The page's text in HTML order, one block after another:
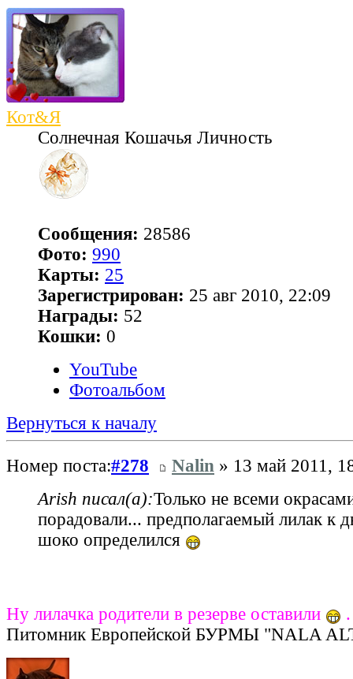
Кот&Я
Солнечная Кошачья Личность
Сообщения: 28586
Фото: 990
Карты: 25
Зарегистрирован: 25 авг 2010, 22:09
Награды: 52
Кошки: 0
YouTube
Фотоальбом
Вернуться к началу
Номер поста:#278 Nalin » 13 май 2011,
Arish писал(а):Только не всеми
порадовали... предполагаемый лилак к
шоко определился
Ну лилачка родители в резерве оставили
.
Питомник Европейской БУРМЫ "NALA